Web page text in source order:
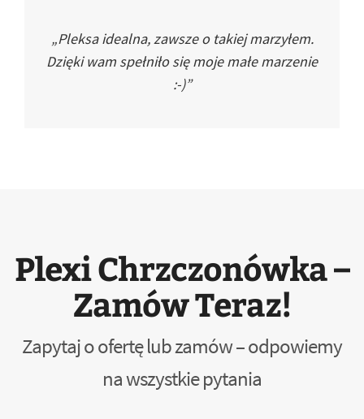
„Pleksa idealna, zawsze o takiej marzyłem.
Dzięki wam spełniło się moje małe marzenie
:-)”
Plexi Chrzczonówka –
Zamów Teraz!
Zapytaj o ofertę lub zamów – odpowiemy
na wszystkie pytania